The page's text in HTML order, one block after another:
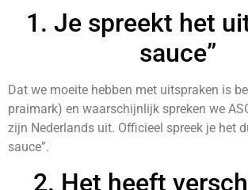
1. Je spreekt het
sauce”
Dat we moeite hebben met uitspraken is
praimark) en waarschijnlijk spreken we
zijn Nederlands uit. Officieel spreek je het
sauce”.
2. Het heeft